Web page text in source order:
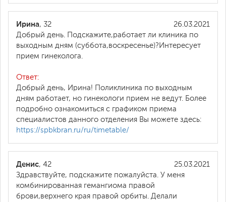
26.03.2021
Ирина, 32
Добрый день. Подскажите,работает ли клиника по
выходным дням (суббота,воскресенье)?Интересует
прием гинеколога.
Ответ:
Добрый день, Ирина! Поликлиника по выходным
дням работает, но гинекологи прием не ведут. Более
подробно ознакомиться с графиком приема
специалистов данного отделения Вы можете здесь:
https://spbkbran.ru/ru/timetable/
25.03.2021
Денис, 42
Здравствуйте, подскажите пожалуйста. У меня
комбинированная гемангиома правой
брови,верхнего края правой орбиты. Делали